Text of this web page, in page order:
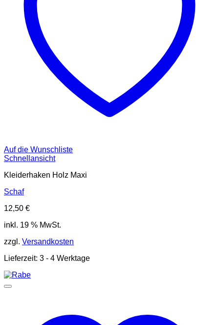
Auf die Wunschliste
Schnellansicht
Kleiderhaken Holz Maxi
Schaf
12,50 €
inkl. 19 % MwSt.
zzgl. Versandkosten
Lieferzeit: 3 - 4 Werktage